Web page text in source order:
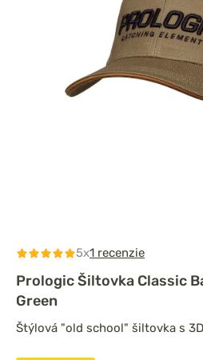
5x1 recenzie
Prologic Šiltovka Classic
Green
Štýlová "old school" šiltovka s